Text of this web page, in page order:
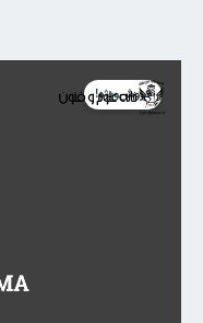
فروش‌ویژه!
قیمت
عدد